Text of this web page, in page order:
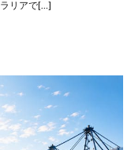
リアで[…]